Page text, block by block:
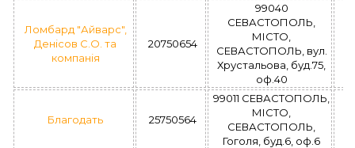
Ломбард "Айварс",
Денісов С.О. та
компанія
20750654
99040
СЕВАСТОПОЛЬ,
МІСТО,
СЕВАСТОПОЛЬ, вул.
Хрустальова, буд.75,
оф.40
Благодать 25750564
99011 СЕВАСТОПОЛЬ,
МІСТО,
СЕВАСТОПОЛЬ,
Гоголя, буд.6, оф.6